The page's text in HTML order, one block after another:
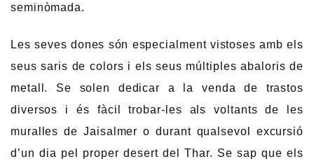
seminòmada.
Les seves dones són especialment vistoses amb els
seus saris de colors i els seus múltiples abaloris de
metall. Se solen dedicar a la venda de trastos
diversos i és fàcil trobar-les als voltants de les
muralles de Jaisalmer o durant qualsevol excursió
d’un dia pel proper desert del Thar. Se sap que els